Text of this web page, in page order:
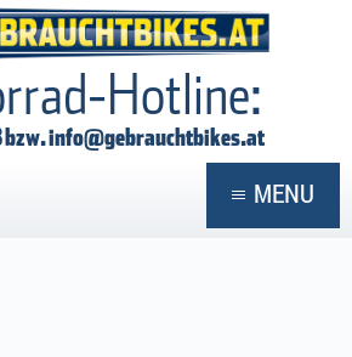
Hotline:
bzw.info@gebrauchtbikes.at
MENU